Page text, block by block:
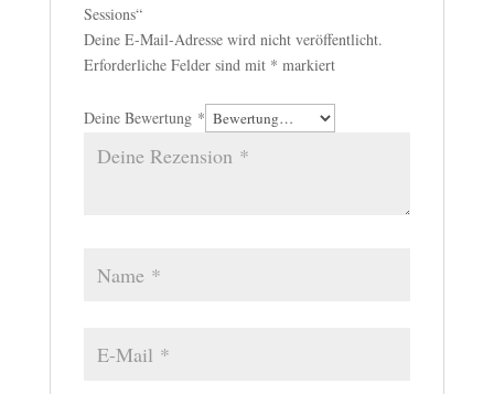
Sessions“
Deine E-Mail-Adresse wird nicht veröffentlicht.
Erforderliche Felder sind mit * markiert
Deine Bewertung *